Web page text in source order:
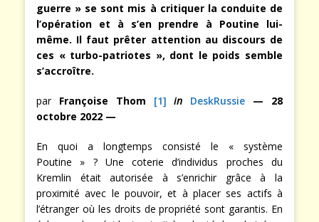
guerre » se sont mis à critiquer la conduite de
l’opération et à s’en prendre à Poutine lui-
même. Il faut prêter attention au discours de
ces « turbo-patriotes », dont le poids semble
s’accroître.
par Françoise Thom [1] in DeskRussie — 28
octobre 2022 —
En quoi a longtemps consisté le « système
Poutine » ? Une coterie d’individus proches du
Kremlin était autorisée à s’enrichir grâce à la
proximité avec le pouvoir, et à placer ses actifs à
l’étranger où les droits de propriété sont garantis. En